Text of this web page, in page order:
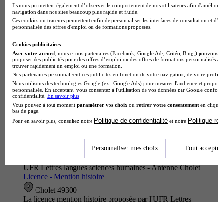
8 avis
Rezé 44400
Une licence pour se former en économie de l’entreprise La
gestion et développer des connaissances en…
UFR Lettres langues sciences humaines - Antenne Cholet
Licence - Mention histoire
Cholet 49300
La licence mention histoire proposée par l'UFR Lettres
Ils nous permettent également d’observer le comportement de nos utilisateurs afin
navigation dans nos sites beaucoup plus rapide et fluide.
Ces cookies ou traceurs permettent enfin de personnaliser les interfaces de consultation et
personnalisée des offres d'emploi ou de formations proposées.
Cookies publicitaires
Avec votre accord , nous et nos partenaires (Facebook, Google Ads, Critéo, Bing,)
proposer des publicités pour des offres d’emploi ou des offres de formations
trouver rapidement un emploi ou une formation.
Nos partenaires personnalisent ces publicités en fonction de votre navigation, de votre
Nous utilisons des technologies Google (ex : Google Ads) pour mesurer l'audience et
personnalisés. En acceptant, vous consentez à l'utilisation de vos données par Google
confidentialité. En savoir plus
Vous pouvez à tout moment paramétrer vos choix ou retirer votre consentement en
bas de page.
Pour en savoir plus, consultez notre Politique de confidentialité et notre Politique
Personnaliser mes choix Tout